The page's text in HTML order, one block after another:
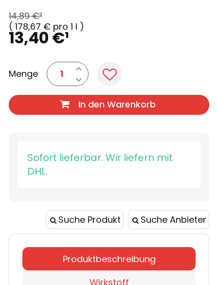
13,40 €¹
14,89 €³
( 178,67 € pro 1 l )
Menge
In den Warenkorb
Sofort lieferbar. Wir liefern mit
DHL.
Suche Produkt Suche Anbieter
Produktbeschreibung
Wirkstoff